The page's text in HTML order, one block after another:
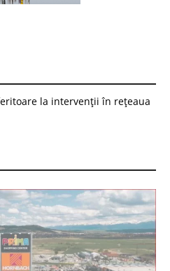
la intervenții în rețeaua